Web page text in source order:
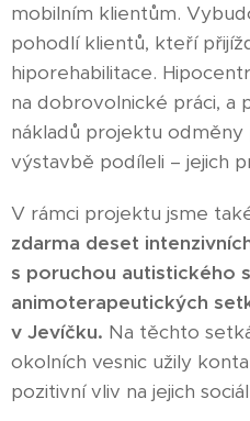
mobilním klientům.
pohodlí klientů, kteří
hiporehabilitace.
na dobrovolnické práci, a
nákladů projektu
výstavbě podíleli – jejich
V rámci projektu jsme
zdarma deset
s poruchou autistického
animoterapeutických
v Jevíčku. Na těchto
okolních vesnic užily
pozitivní vliv na jejich